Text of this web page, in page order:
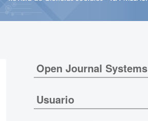
Open Journal Systems
Usuario